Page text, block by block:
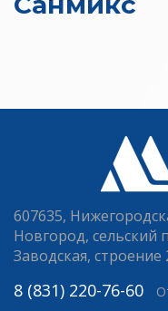
607635,
Новгород, сельский
Заводская,
8 (831) 220-76-60